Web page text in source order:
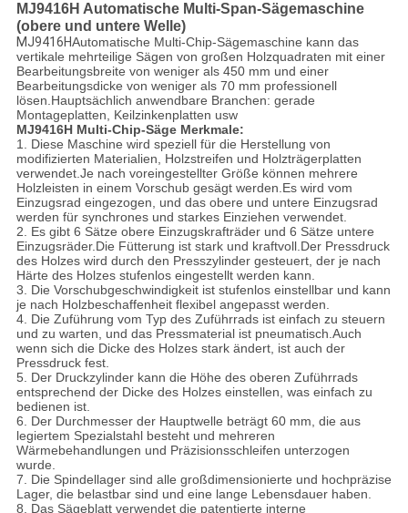
MJ9416H Automatische Multi-Span-Sägemaschine
(obere und untere Welle)
MJ9416HAutomatische Multi-Chip-Sägemaschine kann das
vertikale mehrteilige Sägen von großen Holzquadraten mit einer
Bearbeitungsbreite von weniger als 450 mm und einer
Bearbeitungsdicke von weniger als 70 mm professionell
lösen.Hauptsächlich anwendbare Branchen: gerade
Montageplatten, Keilzinkenplatten usw
MJ9416H Multi-Chip-Säge Merkmale:
1. Diese Maschine wird speziell für die Herstellung von
modifizierten Materialien, Holzstreifen und Holzträgerplatten
verwendet.Je nach voreingestellter Größe können mehrere
Holzleisten in einem Vorschub gesägt werden.Es wird vom
Einzugsrad eingezogen, und das obere und untere Einzugsrad
werden für synchrones und starkes Einziehen verwendet.
2. Es gibt 6 Sätze obere Einzugskrafträder und 6 Sätze untere
Einzugsräder.Die Fütterung ist stark und kraftvoll.Der Pressdruck
des Holzes wird durch den Presszylinder gesteuert, der je nach
Härte des Holzes stufenlos eingestellt werden kann.
3. Die Vorschubgeschwindigkeit ist stufenlos einstellbar und kann
je nach Holzbeschaffenheit flexibel angepasst werden.
4. Die Zuführung vom Typ des Zuführrads ist einfach zu steuern
und zu warten, und das Pressmaterial ist pneumatisch.Auch
wenn sich die Dicke des Holzes stark ändert, ist auch der
Pressdruck fest.
5. Der Druckzylinder kann die Höhe des oberen Zuführrads
entsprechend der Dicke des Holzes einstellen, was einfach zu
bedienen ist.
6. Der Durchmesser der Hauptwelle beträgt 60 mm, die aus
legiertem Spezialstahl besteht und mehreren
Wärmebehandlungen und Präzisionsschleifen unterzogen
wurde.
7. Die Spindellager sind alle großdimensionierte und hochpräzise
Lager, die belastbar sind und eine lange Lebensdauer haben.
8. Das Sägeblatt verwendet die patentierte interne